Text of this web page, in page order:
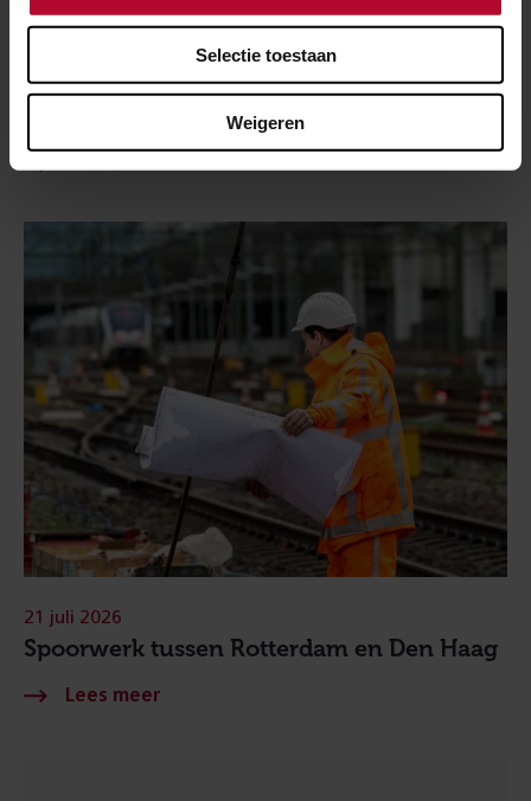
Selectie toestaan
Weigeren
Meer ruimte voor reizigers op station
Spoorwerk tussen Rotterdam en Den Haag
21 juli 2026